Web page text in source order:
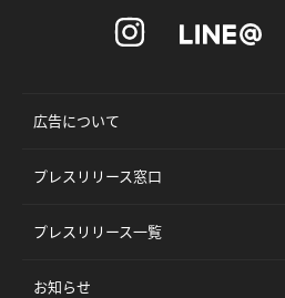
広告について
プレスリリース窓口
プレスリリース一覧
お知らせ